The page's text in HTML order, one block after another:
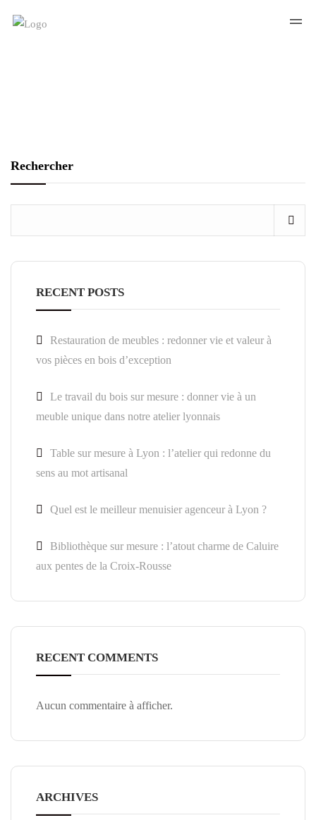
Rechercher
RECENT POSTS
Restauration de meubles : redonner vie et valeur à
vos pièces en bois d’exception
Le travail du bois sur mesure : donner vie à un
meuble unique dans notre atelier lyonnais
Table sur mesure à Lyon : l’atelier qui redonne du
sens au mot artisanal
Quel est le meilleur menuisier agenceur à Lyon ?
Bibliothèque sur mesure : l’atout charme de Caluire
aux pentes de la Croix-Rousse
RECENT COMMENTS
Aucun commentaire à afficher.
ARCHIVES